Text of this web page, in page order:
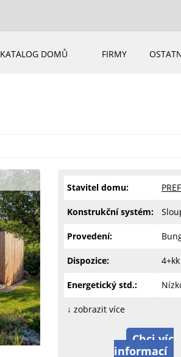
KATALOG DOMŮ FIRMY
Stavitel domu:
Konstrukční systém:
Provedení:
Dispozice: 4+kk
Energetický std.:
↓ zobrazit více
Chci víc
informací